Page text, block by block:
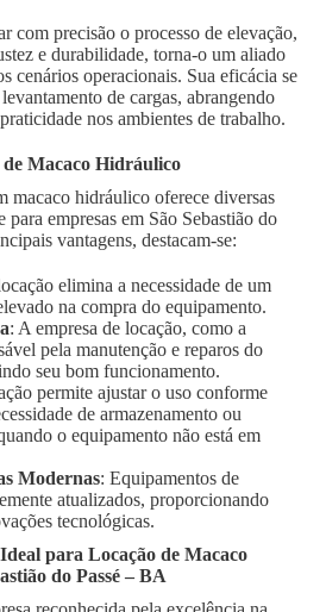
com precisão o processo de elevação,
e durabilidade, torna-o um aliado
cenários operacionais. Sua eficácia se
de cargas, abrangendo
nos ambientes de trabalho.
Macaco Hidráulico
macaco hidráulico oferece diversas
para empresas em São Sebastião do
vantagens, destacam-se:
elimina a necessidade de um
na compra do equipamento.
: A empresa de locação, como a
pela manutenção e reparos do
seu bom funcionamento.
permite ajustar o uso conforme
de armazenamento ou
o equipamento não está em
Modernas: Equipamentos de
atualizados, proporcionando
tecnológicas.
para Locação de Macaco
do Passé – BA